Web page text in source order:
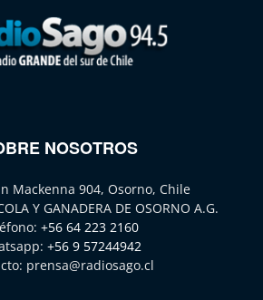
NOSOTROS
Mackenna 904, Osorno, Chile
Y GANADERA DE OSORNO A.G.
+56 64 223 2160
+56 9 57244942
prensa@radiosago.cl